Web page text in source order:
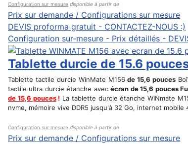
Configuration sur mesure disponible à partir de
Prix sur demande / Configurations sur mesure
DEVIS proforma gratuit - CONTACTEZ-NOUS :)
Configuration sur-mesure - Prix détaillés -
Tablette durcie de 15.6
Tablette tactile durcie WinMate M156de 15,6 pouces
tactile ultra durcie étanche avecécran de 15,6 pouces
de 15,6 pouces! La tablette durcie étanche WINmate
nvme, mémoire vive DDR5 jusqu'à 32 Go, internet
Configuration sur mesure disponible à partir de
Prix sur demande / Configurations sur mesure